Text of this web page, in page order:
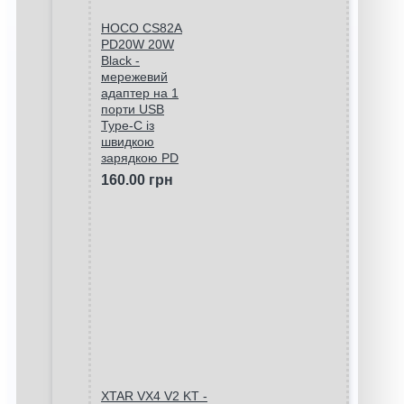
HOCO CS82A
PD20W 20W
Black -
мережевий
адаптер на 1
порти USB
Type-C із
швидкою
зарядкою PD
160.00 грн
XTAR VX4 V2 KT -